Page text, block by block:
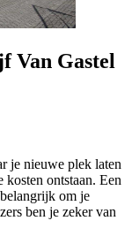
Van Gastel
je nieuwe plek laten
kosten ontstaan. Een
om je
ben je zeker van